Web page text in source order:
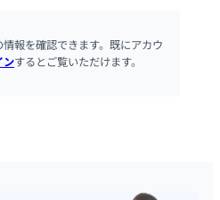
報を確認できます。既にアカウ
ンするとご覧いただけます。